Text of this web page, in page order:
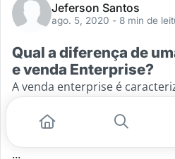
Jeferson Santos
ago. 5, 2020 - 8 min de
Qual a diferença de
e venda Enterprise?
A venda enterprise é
médio (valor médio das
complexidade. É o caso das
...